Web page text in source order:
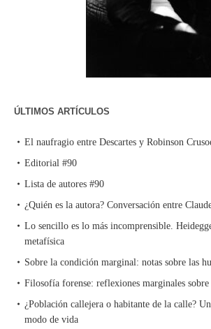
ÚLTIMOS ARTÍCULOS
El naufragio entre Descartes y Robinson
Editorial #90
Lista de autores #90
¿Quién es la autora? Conversación entre
Lo sencillo es lo más incomprensible.
metafísica
Sobre la condición marginal: notas sobre las
Filosofía forense: reflexiones marginales sobre
¿Población callejera o habitante de la calle?
modo de vida